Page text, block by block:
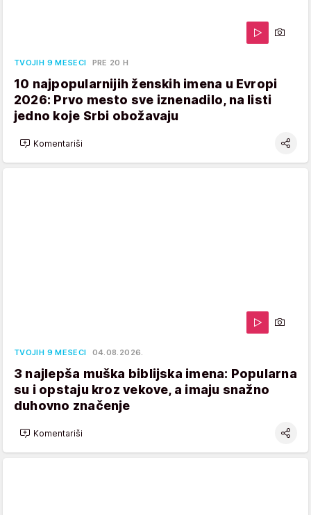
TVOJIH 9 MESECI PRE 20 H
10 najpopularnijih ženskih imena u Evropi
2026: Prvo mesto sve iznenadilo, na listi
jedno koje Srbi obožavaju
Komentariši
TVOJIH 9 MESECI 04.08.2026.
3 najlepša muška biblijska imena: Popularna
su i opstaju kroz vekove, a imaju snažno
duhovno značenje
Komentariši